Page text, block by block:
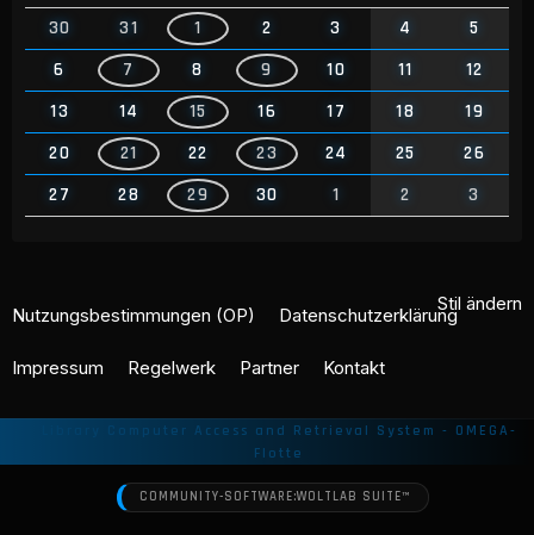
30 31 1 2 3 4
5
6
7 8 9 10 11
12
13
14 15 16 17 18
19
20
21 22 23 24 25
26
27
28 29 30 1 2 3
Stil ändern
Nutzungsbestimmungen (OP) Datenschutzerklärung
Impressum Regelwerk Partner Kontakt
COMMUNITY-SOFTWARE:WOLTLAB SUITE™